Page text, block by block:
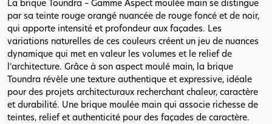
La brique Toundra – Gamme Aspect moulée main se distingue
par sa teinte rouge orangé nuancée de rouge foncé et de noir,
qui apporte intensité et profondeur aux façades. Les
variations naturelles de ces couleurs créent un jeu de nuances
dynamique qui met en valeur les volumes et le relief de
l’architecture. Grâce à son aspect moulé main, la brique
Toundra révèle une texture authentique et expressive, idéale
pour des projets architecturaux recherchant chaleur, caractère
et durabilité. Une brique moulée main qui associe richesse de
teintes, relief et authenticité pour des façades de caractère.